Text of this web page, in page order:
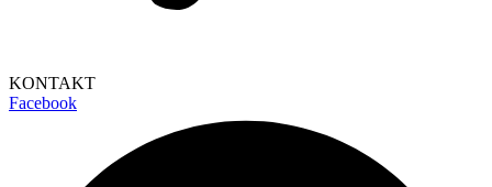
KONTAKT
Facebook